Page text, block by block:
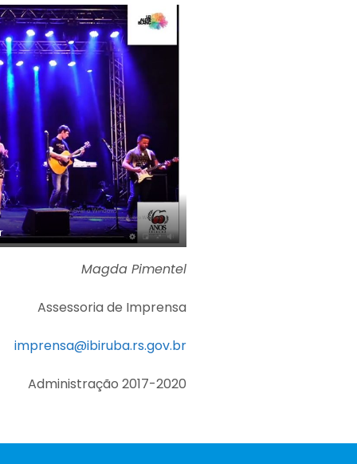
Magda Pimentel
Assessoria de Imprensa
imprensa@ibiruba.rs.gov.br
Administração 2017-2020